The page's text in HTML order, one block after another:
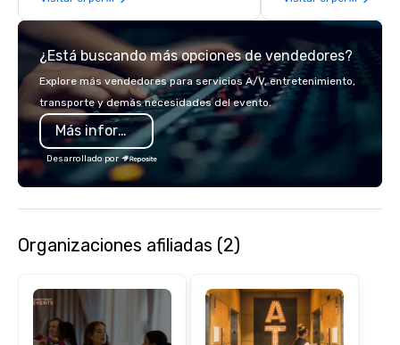
inspiration from the unique physical
landscape.
info@2dine4.com or
parties to opulent
provides the spark
party to life. Our team
downtown. We
¿Está buscando más opciones de vendedores?
Explore más vendedores para servicios A/V, entretenimiento,
transporte y demás necesidades del evento.
Más información
Desarrollado por
Organizaciones afiliadas (2)